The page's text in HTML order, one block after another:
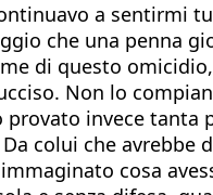
a sentirmi
che una penna
di questo
Non lo
invece
colui che
cosa